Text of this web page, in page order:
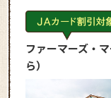
ファーマーズ・
ら）